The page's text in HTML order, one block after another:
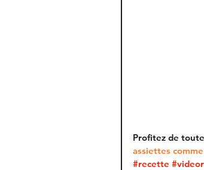
Profitez de
assiettes
#recette